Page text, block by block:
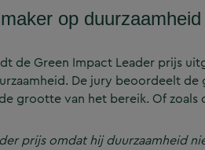
op duurzaamheid
de Green Impact Leader prijs
De jury beoordeelt
grootte van het bereik. Of zoals
prijs omdat hij duurzaamheid